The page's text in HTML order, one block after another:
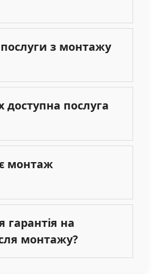
з монтажу
доступна послуга
монтаж
гарантія на
монтажу?